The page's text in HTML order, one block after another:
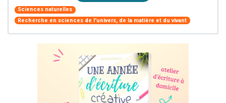
Sciences naturelles
Recherche en sciences de l'univers, de la matière et du vivant